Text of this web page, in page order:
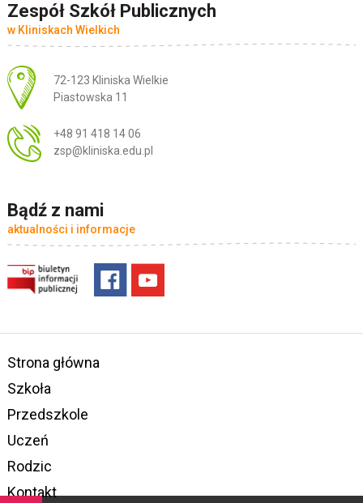
Zespół Szkół Publicznych
w Kliniskach Wielkich
Adres pocztowy:
72-123 Kliniska Wielkie
Piastowska 11
+48 91 418 14 06
zsp@kliniska.edu.pl
Bądź z nami
aktualności i informacje
Strona główna
Szkoła
Przedszkole
Uczeń
Rodzic
Kontakt